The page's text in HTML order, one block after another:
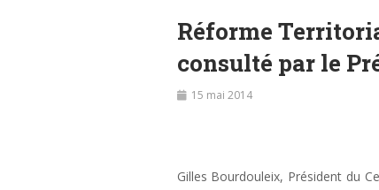
Réforme
consulté par le
15 mai 2014
Gilles Bourdouleix, Président du